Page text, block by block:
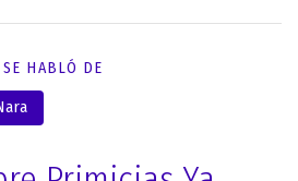
SE HABLÓ DE